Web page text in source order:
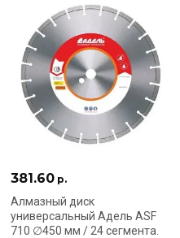
381.60 р.
Алмазный диск
универсальный Адель ASF
710 ∅450 мм / 24 сегмента.